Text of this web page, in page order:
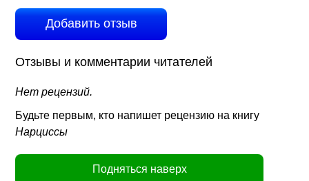
Добавить отзыв
Отзывы и комментарии читателей
Нет рецензий.
Будьте первым, кто напишет рецензию на книгу
Нарциссы
Подняться наверх